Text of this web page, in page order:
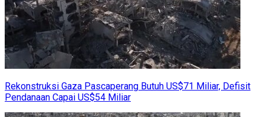
Rekonstruksi Gaza Pascaperang Butuh US$71 Miliar, Defisit
Pendanaan Capai US$54 Miliar